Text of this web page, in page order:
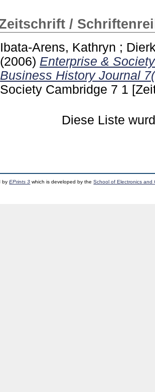
/
Ibata-Arens, Kathryn ;
(2006) Enterprise &
Business History Journal
Society Cambridge 7 1
Diese Liste
byEPrints 3 which is developed by theSchool of Electronics and